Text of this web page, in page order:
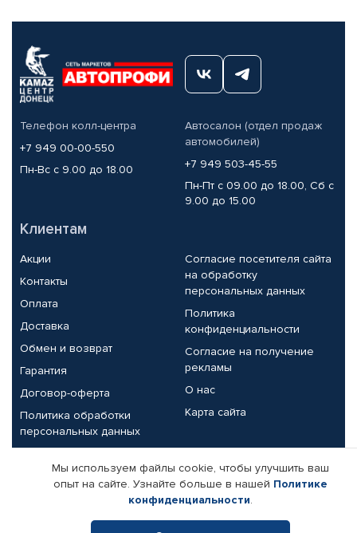
Телефон колл-центра
+7 949 00-00-550
Пн-Вс с 9.00 до 18.00
Автосалон (отдел продаж
автомобилей)
+7 949 503-45-55
Пн-Пт с 09.00 до 18.00, Сб с
9.00 до 15.00
Клиентам
Акции
Контакты
Оплата
Доставка
Обмен и возврат
Гарантия
Договор-оферта
Политика обработки
персональных данных
Согласие посетителя сайта
на обработку
персональных данных
Политика
конфиденциальности
Согласие на получение
рекламы
О нас
Карта сайта
Партнерам
Корпоративным клиентам
Поставщикам
Реквизиты компании
Мы используем файлы cookie, чтобы улучшить ваш
опыт на сайте. Узнайте больше в нашей Политике
конфиденциальности.